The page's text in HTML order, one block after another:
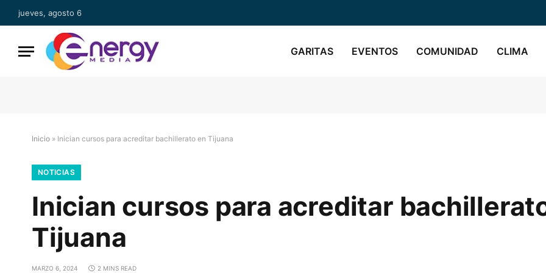
jueves, agosto 6
GARITAS EVENTOS COMUNIDAD CLIMA
Inicio » Inician cursos para acreditar bachillerato en Tijuana
NOTICIAS
Inician cursos para acreditar
Tijuana
MARZO 6, 2024 2 MINS READ